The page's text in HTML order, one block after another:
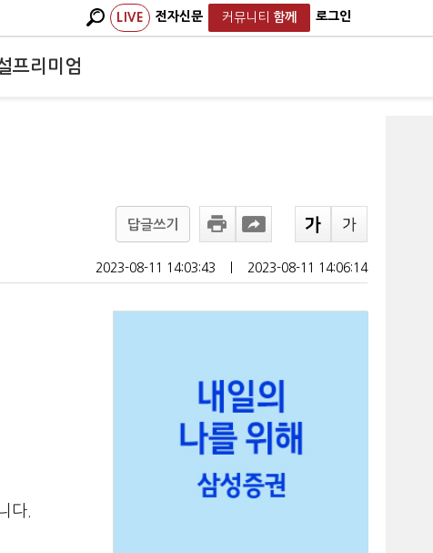
LIVE 전자신문 커뮤니티 함께 로그인
프리미엄
답글쓰기
2023-08-11 14:03:43 2023-08-11 14:06:14
다.